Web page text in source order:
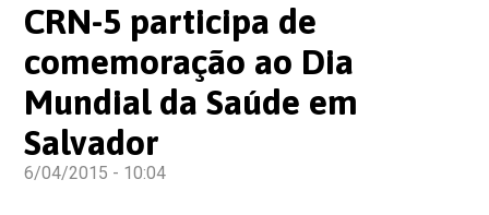
CRN-5 participa de
comemoração ao Dia
Mundial da Saúde em
Salvador
6/04/2015 - 10:04